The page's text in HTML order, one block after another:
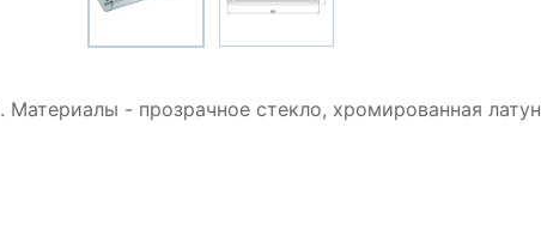
. Материалы - прозрачное стекло, хромированная